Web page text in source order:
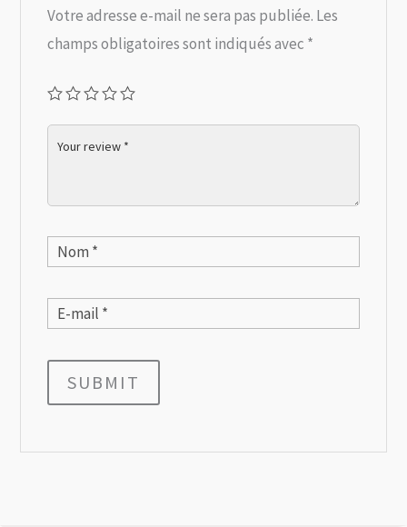
Votre adresse e-mail ne sera pas publiée. Les
champs obligatoires sont indiqués avec *
SUBMIT